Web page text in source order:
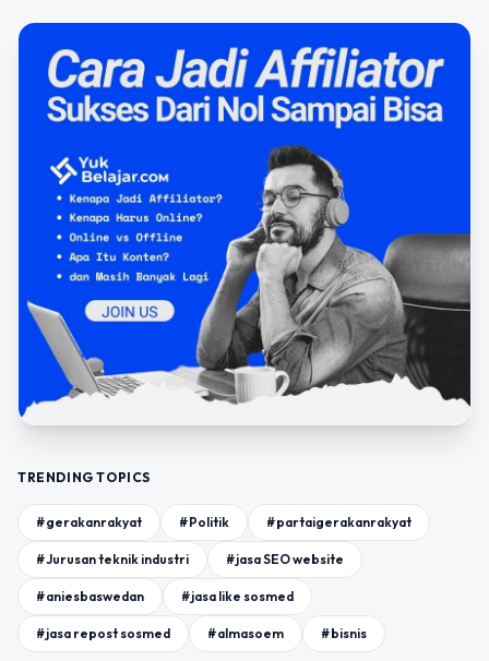
TRENDING TOPICS
#gerakanrakyat #Politik #partaigerakanrakyat
#Jurusan teknik industri #jasa SEO website
#aniesbaswedan #jasa like sosmed
#jasa repost sosmed #almasoem #bisnis